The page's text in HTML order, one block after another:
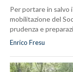
Per portare in salvo
mobilitazione del
prudenza e
Enrico Fresu